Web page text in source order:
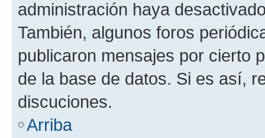
administración haya
También, algunos foros
publicaron mensajes por cierto
de la base de datos. Si es así,
discuciones.
Arriba